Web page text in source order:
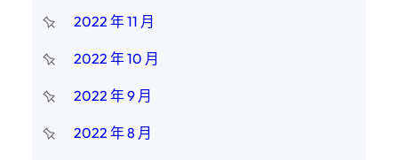
2022 年 11 月
2022 年 10 月
2022 年 9 月
2022 年 8 月